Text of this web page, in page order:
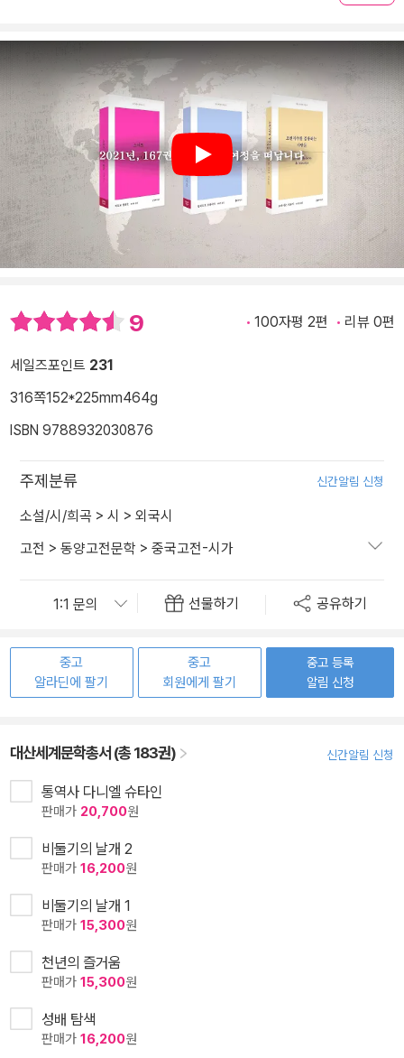
Play
9 100자평 2편 리뷰 0편
세일즈포인트 231
316쪽152*225mm464g
ISBN 9788932030876
주제분류 신간알림 신청
소설/시/희곡 > 시 > 외국시
고전 > 동양고전문학 > 중국고전-시가
선물하기 공유하기
중고
알라딘에 팔기
중고
회원에게 팔기
중고 등록
알림 신청
대산세계문학총서 (총 183권) 신간알림 신청
통역사 다니엘 슈타인
판매가 20,700원
비둘기의 날개 2
판매가 16,200원
비둘기의 날개 1
판매가 15,300원
천년의 즐거움
판매가 15,300원
성배 탐색
판매가 16,200원